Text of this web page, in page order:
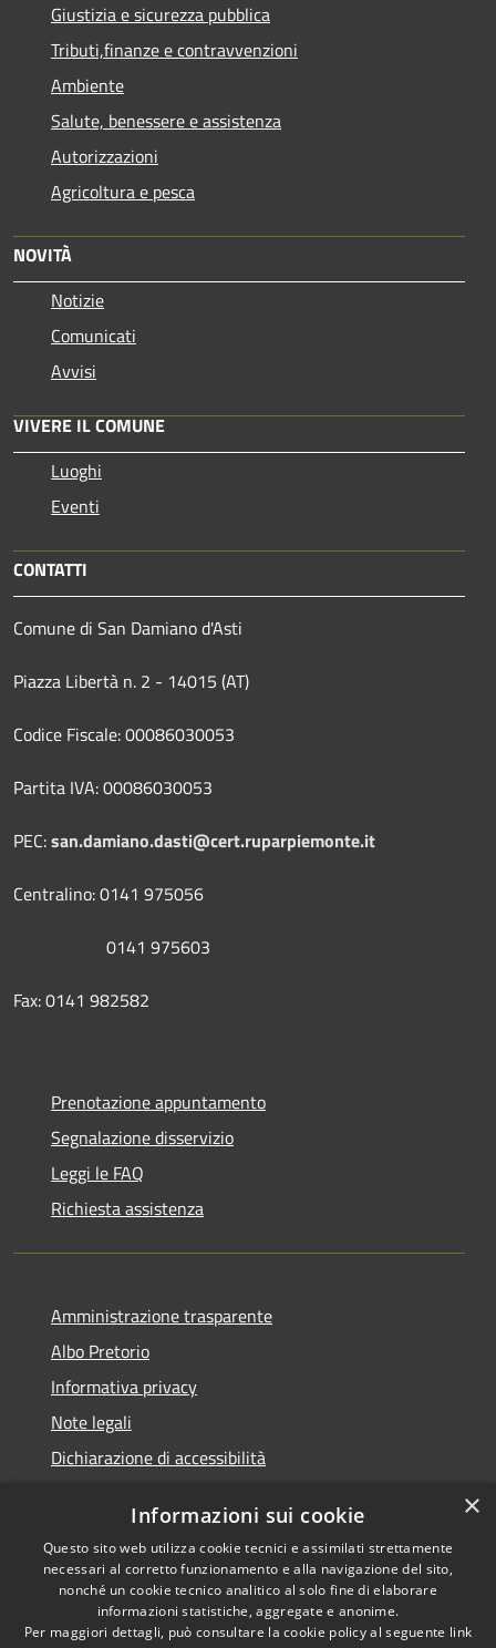
Giustizia e sicurezza pubblica
Tributi,finanze e contravvenzioni
Ambiente
Salute, benessere e assistenza
Autorizzazioni
Agricoltura e pesca
NOVITÀ
Notizie
Comunicati
Avvisi
VIVERE IL COMUNE
Luoghi
Eventi
CONTATTI
Comune di San Damiano d'Asti
Piazza Libertà n. 2 - 14015 (AT)
Codice Fiscale: 00086030053
Partita IVA: 00086030053
PEC:san.damiano.dasti@cert.ruparpiemonte.it
Centralino: 0141 975056
0141 975603
Fax: 0141 982582
Prenotazione appuntamento
Segnalazione disservizio
Leggi le FAQ
Richiesta assistenza
Amministrazione trasparente
Albo Pretorio
Informativa privacy
Note legali
Dichiarazione di accessibilità
RSS
Accessibilità
Privacy
Comune convenzionato
Astigov
Progetto|Convenzione|
×
Informazioni sui cookie
Questo sito web utilizza cookie tecnici e assimilati strettamente
necessari al corretto funzionamento e alla navigazione del sito,
nonché un cookie tecnico analitico al solo fine di elaborare
informazioni statistiche, aggregate e anonime.
Per maggiori dettagli, può consultare la cookie policy al seguente link